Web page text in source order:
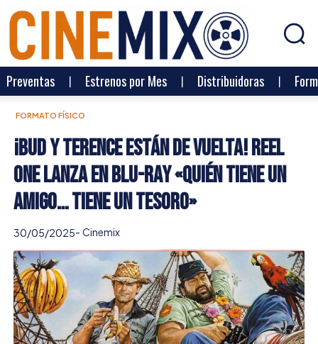
Preventas Estrenos por Mes Distribuidoras
FORMATO FÍSICO
¡Bud y Terence están de vuelta! Reel
One lanza en Blu-ray «Quién tiene un
amigo… tiene un tesoro»
30/05/2025- Cinemix